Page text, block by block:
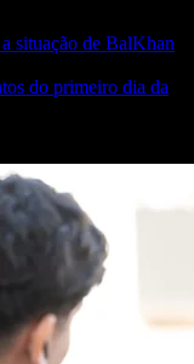
situação de BalKhan
do primeiro dia da